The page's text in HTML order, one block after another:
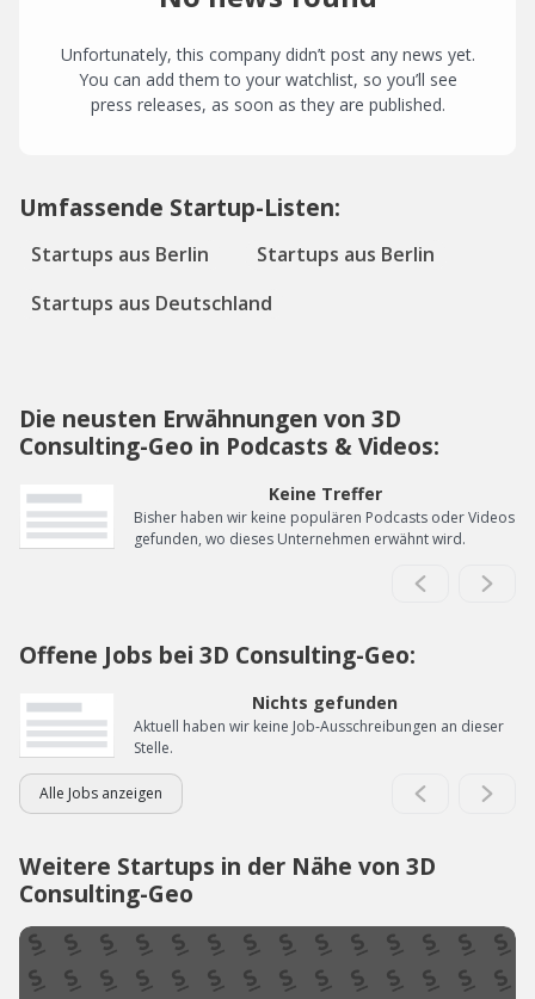
Unfortunately, this company didn’t post any news yet.
You can add them to your watchlist, so you’ll see
press releases, as soon as they are published.
Umfassende Startup-Listen:
Startups aus Berlin
Startups aus Berlin
Startups aus Deutschland
Die neusten Erwähnungen von 3D
Consulting-Geo in Podcasts & Videos:
Keine Treffer
Bisher haben wir keine populären Podcasts oder Videos
gefunden, wo dieses Unternehmen erwähnt wird.
Offene Jobs bei 3D Consulting-Geo:
Nichts gefunden
Aktuell haben wir keine Job-Ausschreibungen an dieser
Stelle.
Alle Jobs anzeigen
Weitere Startups in der Nähe von 3D
Consulting-Geo